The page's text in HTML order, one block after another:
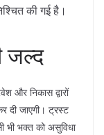
की गई है।
जल्द
और निकास द्वारों
दी जाएगी। ट्रस्ट
भी भक्त को असुविधा